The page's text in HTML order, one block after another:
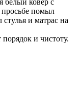
белый ковер с
помыл
и матрас на
и чистоту.